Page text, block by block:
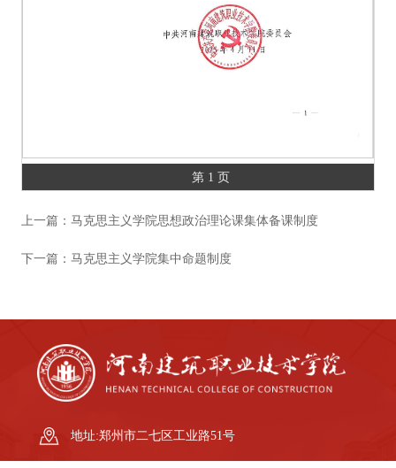
第 1 页
上一篇： 马克思主义学院思想政治理论课集体备课制度
下一篇： 马克思主义学院集中命题制度
地址:郑州市二七区工业路51号